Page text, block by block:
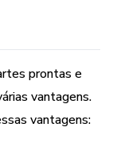
prontas e
vantagens.
vantagens: